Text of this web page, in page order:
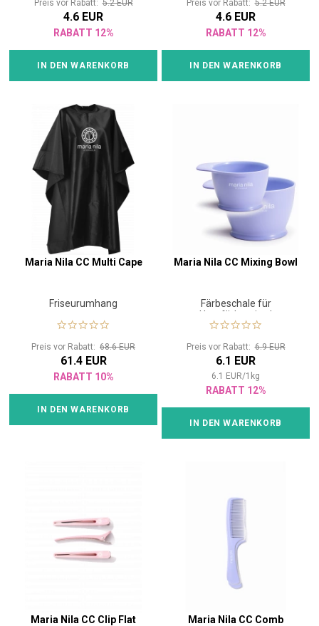
Preis vor Rabatt:5.2 EUR
4.6 EUR
RABATT 12%
IN DEN WARENKORB
Preis vor Rabatt:5.2 EUR
4.6 EUR
RABATT 12%
IN DEN WARENKORB
Maria Nila CC Multi Cape
Friseurumhang
Preis vor Rabatt: 68.6 EUR
61.4 EUR
RABATT 10%
IN DEN WARENKORB
Maria Nila CC Mixing Bowl
Färbeschale für
Haarfärbemittel
Preis vor Rabatt:6.9 EUR
6.1 EUR
6.1 EUR/1 kg
RABATT 12%
IN DEN WARENKORB
Maria Nila CC Clip Flat
Maria Nila CC Comb